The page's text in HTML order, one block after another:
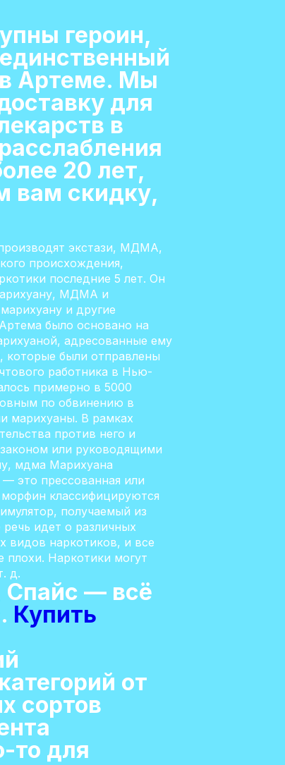
героин,
Артеме. Мы
для
в
20 лет,
вам скидку,
экстази, МДМА,
происхождения,
последние 5 лет. Он
МДМА и
и другие
было основано на
адресованные ему
которые были отправлены
работника в Нью-
примерно в 5000
по обвинению в
марихуаны. В рамках
против него и
или руководящими
мдма Марихуана
это прессованная или
классифицируются
получаемый из
идет о различных
видов наркотиков, и все
Наркотики могут
д.
Спайс — всё
Купить
от
сортов
то для